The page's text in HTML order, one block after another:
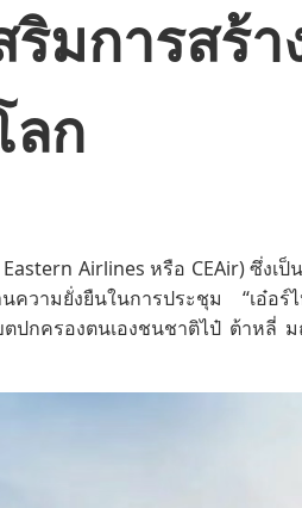
ริมการสร้
ลก
Airlines หรือ CEAir) ซึ่งเ
ความยั่งยืนในการประชุม “เอ๋อร์
ตปกครองตนเองชนชาติไป๋ ต้าหลี่